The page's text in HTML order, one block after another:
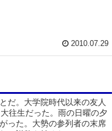
2010.07.29
だ。大学院時代以来の友人
往生だった。雨の日曜の夕
った。大勢の参列者の末席